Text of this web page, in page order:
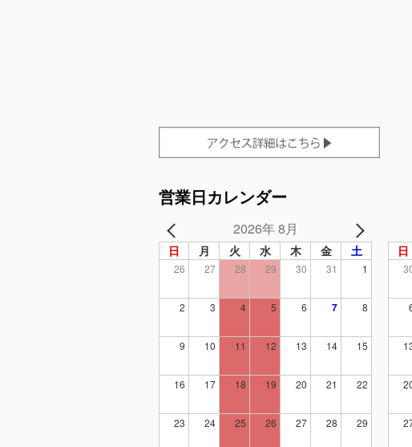
営業日カレンダー
2026年 8月
日 月 火 水 木 金 土
26 27 28 29 30 31 1
2 3 4 5 6 7 8
9 10 11 12 13 14 15
16 17 18 19 20 21 22
23 24 25 26 27 28 29
日